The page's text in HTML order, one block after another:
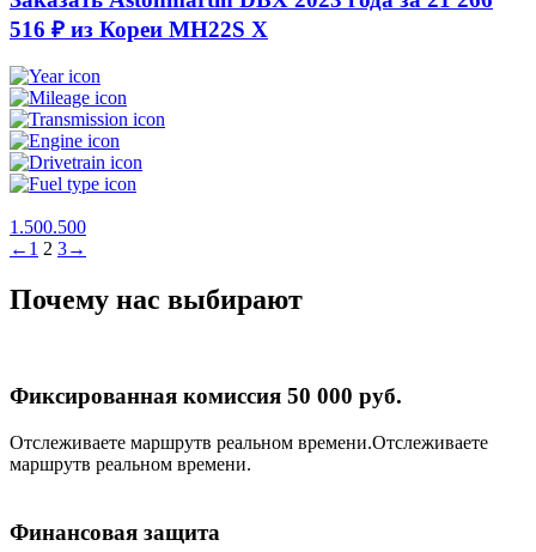
516 ₽ из Кореи MH22S X
1.500.500
← 1 2 3→
Почему нас выбирают
Фиксированная комиссия 50 000 руб.
Отслеживаете маршрутв реальном времени.Отслеживаете
маршрутв реальном времени.
Финансовая защита